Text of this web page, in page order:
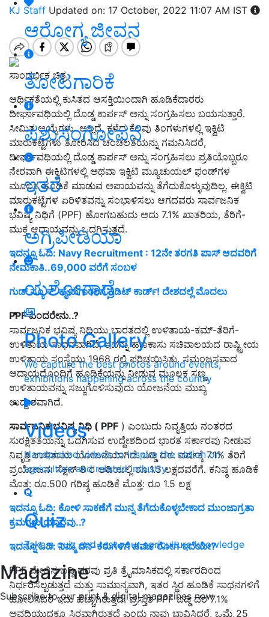
ಆರೋಗ್ಯ ಜೀವನ
ತೋಟಗಾರಿಕೆ
ಪಶುಸಂಗೋಪನೆ
ಇತರೆ
ಅಗ್ರಿಪೀಡಿಯಾ
ಯಶೋಗಾಥೆ
Photo Gallery
We capture the best photos around events,
exhibitions happening across the country
Videos
Handpicked videos to inspire the nation on
agriculture and related industry
Quiz
Take a quiz and test your agriculture knowledge
Magazine
Subscribe to our print & digital magazines now
KJ Staff Updated on: 17 October, 2022 11:07 AM IST
ಸಾಂದರ್ಭಿಕ ಚಿತ್ರ
ಆರ್ಥಿಕತೆಯಲ್ಲಿ ಕುಸಿತದ ಆಸಕ್ತಿಯಿಂದಾಗಿ ಹೂಡಿಕೆದಾರರು
ದೀರ್ಘಾವಧಿಯಲ್ಲಿ ದೊಡ್ಡ ಕಾರ್ಪಸ್ ಅನ್ನು ಸಂಗ್ರಹಿಸಲು ಬಯಸುತ್ತಾರೆ.
ಸೀಮಿತ ಆಯ್ಕೆಗಳು. ಅಲ್ಲದೆ, ಕಳೆದ ಕೆಲವು ತಿಂಗಳುಗಳಲ್ಲಿ ಇಕ್ವಿಟಿ
ಮಾರುಕಟ್ಟೆಗಳು ತೋರಿಸಿದ ಚಂಚಲತೆಯನ್ನು ಗಮನಿಸಿದರೆ,
ದೀರ್ಘಾವಧಿಯಲ್ಲಿ ದೊಡ್ಡ ಕಾರ್ಪಸ್ ಅನ್ನು ಸಂಗ್ರಹಿಸಲು ಪ್ರತಿಯೊಬ್ಬರೂ
ನೇರವಾಗಿ ಈಕ್ವಿಟಿಗಳಲ್ಲಿ ಅಥವಾ ಇಕ್ವಿಟಿ ಮ್ಯೂಚುಯಲ್ ಫಂಡ್‌ಗಳ
ಮೂಲಕ ಹೂಡಿಕೆ ಮಾಡುವ ಅಪಾಯವನ್ನು ತೆಗೆದುಕೊಳ್ಳುವುದಿಲ್ಲ. ಈಕ್ವಿಟಿ
ಮಾರುಕಟ್ಟೆಗಳ ಏರಿಳಿತವನ್ನು ಸಂಭಾಳಿಸಲು ಆಗದವರು ಸಾರ್ವಜನಿಕ
ಭವಿಷ್ಯ ನಿಧಿಗೆ (PPF) ಹೋಗಬಹುದು ಅದು 7.1% ಖಾತರಿಯ, ತೆರಿಗೆ-
ಮುಕ್ತ ಆದಾಯವನ್ನು ಒದಗಿಸುತ್ತದೆ.
ಇದನ್ನೂ ಓದಿ: Navy Recruitment : 12ನೇ ತರಗತಿ ಪಾಸ್ ಆದವರಿಗೆ
ನೇಮಕಾತಿ..69,000 ವರೆಗೆ ಸಂಬಳ
ಗುಡ್‌ ನ್ಯೂಸ್‌: ಹೈನುಗಾರರಿಗೆ ಕ್ರೆಡಿಟ್‌ ಕಾರ್ಡ್‌! ದೇಶದಲ್ಲೆ ಮೊದಲು
PPF ಎಂದರೇನು..?
ಸಾರ್ವಜನಿಕ ಭವಿಷ್ಯ ನಿಧಿಯು ಭಾರತದಲ್ಲಿ ಉಳಿತಾಯ-ಕಮ್-ತೆರಿಗೆ-
ಉಳಿತಾಯ ಸಾಧನವಾಗಿದೆ, ಇದನ್ನು ಹಣಕಾಸು ಸಚಿವಾಲಯದ ರಾಷ್ಟ್ರೀಯ
ಉಳಿತಾಯ ಸಂಸ್ಥೆಯು 1968 ರಲ್ಲಿ ಪರಿಚಯಿಸಿತು. ಸಮಂಜಸವಾದ
ಆದಾಯದೊಂದಿಗೆ ಹೂಡಿಕೆಯನ್ನು ನೀಡುವ ಮೂಲಕ ಸಣ್ಣ
ಉಳಿತಾಯವನ್ನು ಸಜ್ಜುಗೊಳಿಸುವುದು ಯೋಜನೆಯ ಮುಖ್ಯ
ಉದ್ದೇಶವಾಗಿದೆ.
ಸಾರ್ವಜನಿಕ ಭವಿಷ್ಯ ನಿಧಿ ( PPF ) ಎಂಬುದು ನಿವೃತ್ತಿಯ ನಂತರದ
ಸುರಕ್ಷಿತತೆಯನ್ನು ಒದಗಿಸುವ ಉದ್ದೇಶದಿಂದ ಭಾರತ ಸರ್ಕಾರವು ನೀಡುವ
ನಿವೃತ್ತಿ ಉಳಿತಾಯ ಯೋಜನೆಯಾಗಿದೆ. ಬಡ್ಡಿ ದರ: ವರ್ಷಕ್ಕೆ 7.1% ತೆರಿಗೆ
ಪ್ರಯೋಜನ: ಸೆಕ್ಷನ್ 8 ರ ಅಡಿಯಲ್ಲಿ ರೂ.1.5 ಲಕ್ಷದವರೆಗೆ. ಕನಿಷ್ಠ ಹೂಡಿಕೆ
ಮೊತ್ತ: ರೂ.500 ಗರಿಷ್ಠ ಹೂಡಿಕೆ ಮೊತ್ತ: ರೂ 1.5 ಲಕ್ಷ
ಇದನ್ನೂ ಓದಿ: ಕೋಳಿ ಸಾಕಣೆಗೆ ಮುನ್ನ ತೆಗೆದುಕೊಳ್ಳಬೇಕಾದ ಮುಂಜಾಗ್ರತಾ
ಕ್ರಮಗಳು ಯಾವವು..?
ಇದನ್ನೂ ಓದಿ: ನಿಮ್ಮ ದನ-ಕರುಗಳಿಗೆ ಚರ್ಮ ರೋಗ ಇದೆಯೇ?
PPF ಮೇಲಿನ ಬಡ್ಡಿ ದರವು ಪ್ರತಿ ತ್ರೈಮಾಸಿಕದಲ್ಲಿ ಸರ್ಕಾರದಿಂದ
ನಿರ್ಧರಿಸಲ್ಪಡುತ್ತದೆ ಮತ್ತು ಸಾಮಾನ್ಯವಾಗಿ, ಇತರ ಸ್ಥಿರ ಹೂಡಿಕೆ ಸಾಧನಗಳಿಗೆ
ಹೋಲಿಸಿದರೆ ಇದು ಹೆಚ್ಚಾಗಿರುತ್ತದೆ. ಪ್ರಸ್ತುತ PPF ಬಡ್ಡಿ ದರ 7.1%
ಅವಧಿಯುದ್ದಕ್ಕೂ ಸ್ಥಿರವಾಗಿರುತ್ತದೆ ಎಂದು ನಾವು ಭಾವಿಸಿದರೆ, ಒಮ್ಮೆ 25